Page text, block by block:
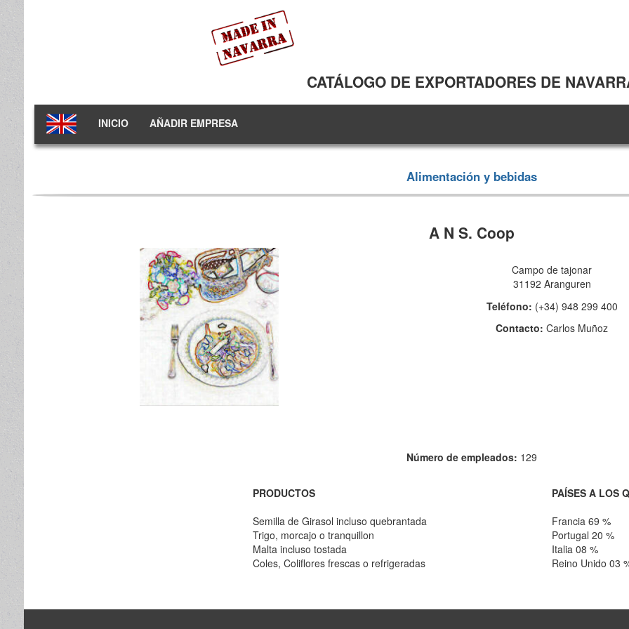
CATÁLOGO DE EXPORTADORES DE
INICIO AÑADIR EMPRESA
Alimentación y bebidas
A N S. Coop
Campo de tajonar
31192 Aranguren
Teléfono: (+34) 948 299 400
Contacto:Carlos Muñoz
Número de empleados: 129
PRODUCTOS
Semilla de Girasol incluso quebrantada
Trigo, morcajo o tranquillon
Malta incluso tostada
Coles, Coliflores frescas o refrigeradas
PAÍSES A LOS
Francia 69 %
Portugal 20 %
Italia 08 %
Reino Unido 03